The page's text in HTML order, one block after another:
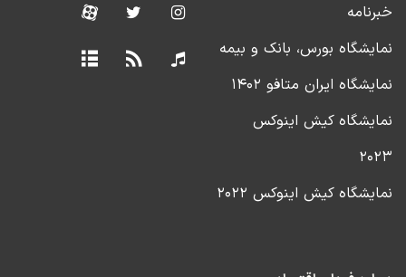
خبرنامه
نمایشگاه بورس، بانک و بیمه
نمایشگاه ایران متافو ۱۴۰۲
نمایشگاه کیش اینوکس
۲۰۲۳
نمایشگاه کیش اینوکس ۲۰۲۲